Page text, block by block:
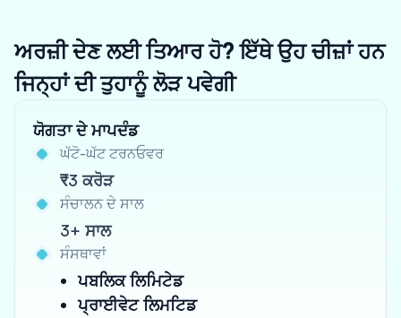
ਅਰਜ਼ੀ ਦੇਣ ਲਈ ਤਿਆਰ ਹੋ? ਇੱਥੇ ਉਹ ਚੀਜ਼ਾਂ ਹਨ
ਜਿਨ੍ਹਾਂ ਦੀ ਤੁਹਾਨੂੰ ਲੋੜ ਪਵੇਗੀ
ਯੋਗਤਾ ਦੇ ਮਾਪਦੰਡ
ਘੱਟੋ-ਘੱਟ ਟਰਨਓਵਰ
₹3 ਕਰੋੜ
ਸੰਚਾਲਨ ਦੇ ਸਾਲ
3+ ਸਾਲ
ਸੰਸਥਾਵਾਂ
ਪਬਲਿਕ ਲਿਮਿਟੇਡ
ਪ੍ਰਾਈਵੇਟ ਲਿਮਟਿਡ